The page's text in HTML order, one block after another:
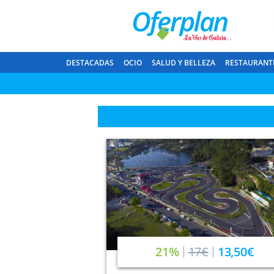
DESTACADAS OCIO SALUD Y BELLEZA
21% 17€ 13,50€